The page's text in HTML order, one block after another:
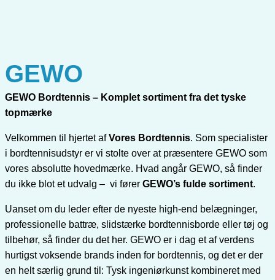
GEWO
GEWO Bordtennis – Komplet sortiment fra det tyske
topmærke
Velkommen til hjertet afVores Bordtennis. Som specialister
i bordtennisudstyr er vi stolte over at præsentere GEWO som
vores absolutte hovedmærke. Hvad angår GEWO, så finder
du ikke blot et udvalg – vi fører GEWO’s fulde sortiment.
Uanset om du leder efter de nyeste high-end belægninger,
professionelle battræ, slidstærke bordtennisborde eller tøj og
tilbehør, så finder du det her. GEWO er i dag et af verdens
hurtigst voksende brands inden for bordtennis, og det er der
en helt særlig grund til: Tysk ingeniørkunst kombineret med